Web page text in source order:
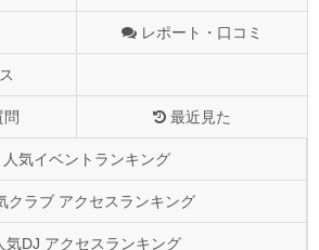
レポート・口コミ
問 最近見た
人気イベントランキング
クラブ アクセスランキング
気DJ アクセスランキング